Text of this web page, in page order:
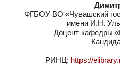
ФГБОУ ВО «Чувашский
имени И.Н.
Доцент кафедры
РИНЦ: https://